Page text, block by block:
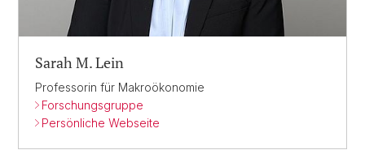
Sarah M. Lein
Professorin für Makroökonomie
Forschungsgruppe
Persönliche Webseite